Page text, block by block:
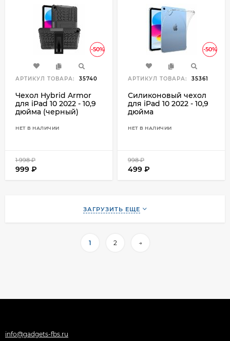
-50%
АРТИКУЛ ТОВАРА: 35740
Чехол Hybrid Armor
для iPad 10 2022 - 10,9
дюйма (черный)
НЕТ В НАЛИЧИИ
1 998₽
999 ₽
-50%
АРТИКУЛ ТОВАРА: 35361
Силиконовый чехол
для iPad 10 2022 - 10,9
дюйма
НЕТ В НАЛИЧИИ
998₽
499 ₽
ЗАГРУЗИТЬ ЕЩЕ
1 2 →
info@gadgets-fbs.ru